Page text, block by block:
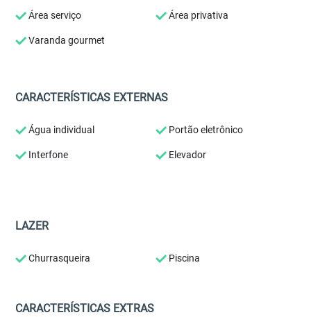
Área serviço Área privativa
Varanda gourmet
CARACTERÍSTICAS EXTERNAS
Água individual Portão eletrônico
Interfone Elevador
LAZER
Churrasqueira Piscina
CARACTERÍSTICAS EXTRAS